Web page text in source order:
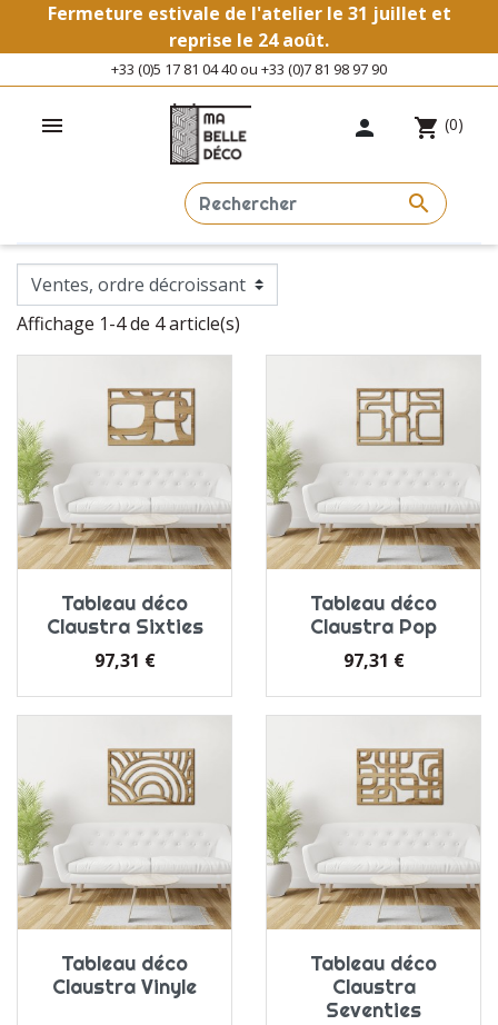
Fermeture estivale de l'atelier le 31 juillet et
reprise le 24 août.
+33 (0)5 17 81 04 40 ou +33 (0)7 81 98 97 90
 shopping_cart (0)


VINTAGE
Tableaux Tableaux Claustra Vintage
Affichage 1-4 de 4 article(s)
Tableau déco
Claustra Sixties
Prix
97,31 €
Tableau déco
Claustra Pop
Prix
97,31 €
Tableau déco
Claustra Vinyle
Tableau déco
Claustra
Seventies